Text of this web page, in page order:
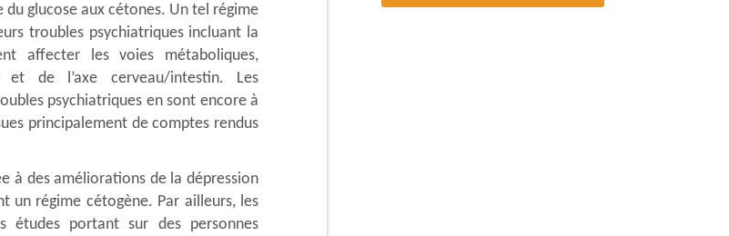
du glucose aux cétones. Un tel régime
troubles psychiatriques incluant la
affecter les voies métaboliques,
et de l’axe cerveau/intestin. Les
psychiatriques en sont encore à
principalement de comptes rendus
à des améliorations de la dépression
un régime cétogène. Par ailleurs, les
études portant sur des personnes